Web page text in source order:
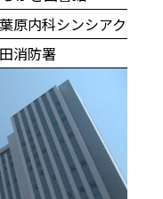
原内科シンシアクリニ
消防署